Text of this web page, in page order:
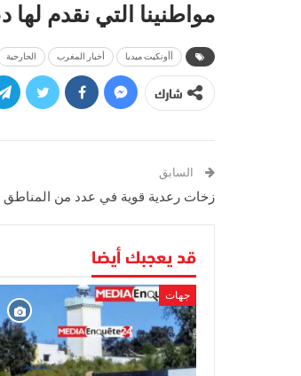
مواطنينا التي نقدم لها
أأونكيت ميديا أخبار المغرب الحارجية
شارك
السابق
زخات رعدية قوية في عدد من المناطق
قد يعجبك أيضا
جهات